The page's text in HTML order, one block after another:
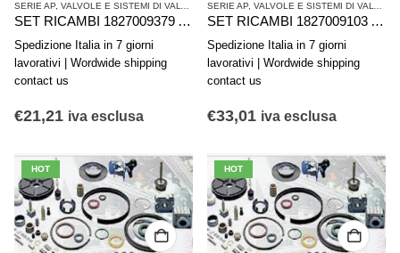
SERIE AP VALVOLE E SISTEMI DI VALVOLE AVENTICS ,VALVOLE SINGOLE
SET RICAMBI 1827009379 AVENTICS SERIE AP-NG4
Spedizione Italia in 7 giorni
lavorativi | Wordwide shipping
contact us
€21,21 iva esclusa
SERIE AP VALVOLE E SISTEMI DI VALVOLE AVENTICS
SET RICAMBI 1827009103 AVENTICS SERIE AP-NG2,5
Spedizione Italia in 7 giorni
lavorativi | Wordwide shipping
contact us
€33,01 iva esclusa
HOT HOT